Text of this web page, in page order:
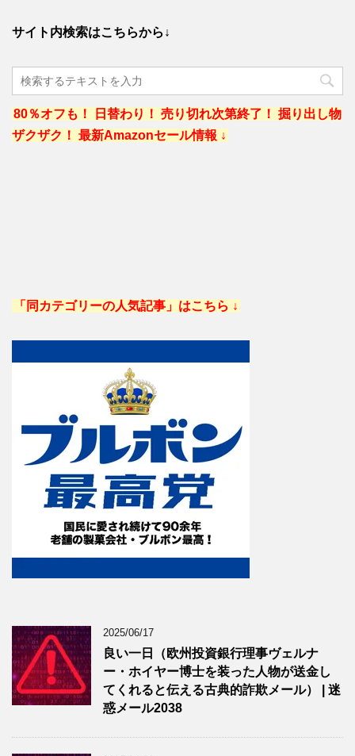
サイト内検索はこちらから↓
80％オフも！ 日替わり！ 売り切れ次第終了！ 掘り出し物
ザクザク！ 最新Amazonセール情報 ↓
「同カテゴリーの人気記事」はこちら ↓
2025/06/17
良い一日（欧州投資銀行理事ヴェルナ
ー・ホイヤー博士を装った人物が送金し
てくれると伝える古典的詐欺メール） | 迷
惑メール2038